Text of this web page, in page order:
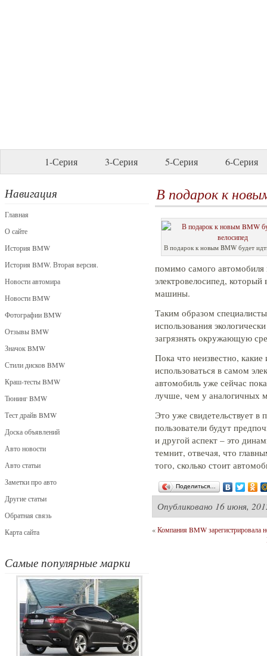
1-Серия 3-Серия 5-Серия 6-Серия
Навигация
Главная
О сайте
История BMW
История BMW. Вторая версия.
Новости автомира
Новости BMW
Фотографии BMW
Отзывы BMW
Значок BMW
Стили дисков BMW
Краш-тесты BMW
Тюнинг BMW
Тест драйв BMW
Доска объявлений
Авто новости
Авто статьи
Заметки про авто
Другие статьи
Обратная связь
Карта сайта
Самые популярные марки
В подарок к
В подарок к новым BMW будет
помимо самого автомобиля
электровелосипед,
машины.
Таким образом
использования
загрязнять окружающую
Пока что неизвестно,
использоваться в самом
автомобиль уже сейчас
лучше, чем у аналогичных
Это уже свидетельствует в
пользователи будут
и другой аспект – это
темнит, отвечая, что
того, сколько стоит
Поделиться…
Опубликовано 16 июня,
«Компания BMW зарегистрировала